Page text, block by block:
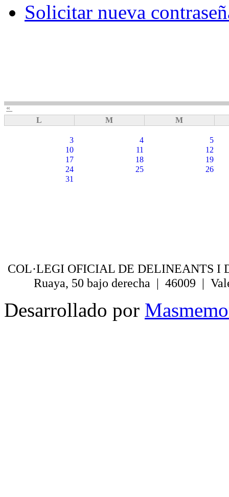
Solicitar nueva
«
L
M M
3 4
5
10
11
12
17
18
19
24
25
26
31
COL·LEGI OFICIAL DE DELINEANTS I
Ruaya, 50 bajo derecha | 46009 |
Desarrollado por